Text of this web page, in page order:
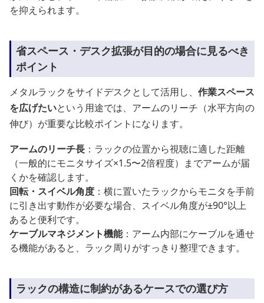
を抑えられます。
省スペース・デスク拡張が目的の場合に見るべき
ポイント
メタルラックをサイドデスクとして活用し、 作業スペース
を広げたいという用途では、アームのリーチ（水平方向の
伸び）が重要な比較ポイントになります。
アームのリーチ長 ：ラックの位置から視聴に適した距離
（一般的にモニタサイズ×1.5〜2倍程度）までアームが届
くかを確認します。
回転・スイベル角度 ：横に置いたラックからモニタを手前
に引き出す動作が必要な場合、スイベル角度が±90°以上
あると便利です。
ケーブルマネジメント機能：アーム内部にケーブルを通せ
る機能があると、ラック周りがすっきり整理できます。
ラックの構造に制約があるケースでの選び方